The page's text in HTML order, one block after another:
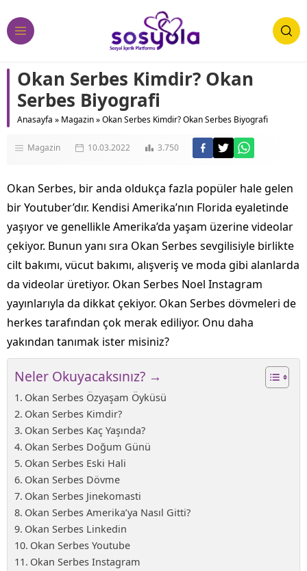
Okan Serbes Kimdir? Okan
Serbes Biyografi
Anasayfa » Magazin»Okan Serbes Kimdir? Okan Serbes Biyografi
Magazin 10.03.2022 3.750
Okan Serbes, bir anda oldukça fazla popüler hale gelen
bir Youtuber’dır. Kendisi Amerika’nın Florida eyaletinde
yaşıyor ve genellikle Amerika’da yaşam üzerine videolar
çekiyor. Bunun yanı sıra Okan Serbes sevgilisiyle birlikte
cilt bakımı, vücut bakımı, alışveriş ve moda gibi alanlarda
da videolar üretiyor. Okan Serbes Noel Instagram
yayınlarıyla da dikkat çekiyor. Okan Serbes dövmeleri de
herkes tarafından çok merak ediliyor. Onu daha
yakından tanımak ister misiniz?
Neler Okuyacaksınız? →
Okan Serbes Özyaşam Öyküsü
Okan Serbes Kimdir?
Okan Serbes Kaç Yaşında?
Okan Serbes Doğum Günü
Okan Serbes Eski Hali
Okan Serbes Dövme
Okan Serbes Jinekomasti
Okan Serbes Amerika’ya Nasıl Gitti?
Okan Serbes Linkedin
Okan Serbes Youtube
Okan Serbes Instagram